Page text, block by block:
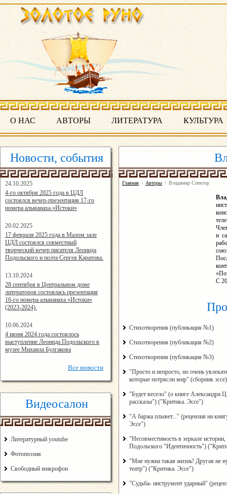
О НАС АВТОРЫ ЛИТЕРАТУРА КУЛЬТУРА
Новости, события
24.10.2025
16:19:07
4-го октября 2025 года в ЦДЛ
состоялся вечер-презентация 17-го
номера альманаха «Истоки»
20.02.2025
14:24:00
17 февраля 2025 года в Малом зале
ЦДЛ состоялся совместный
творческий вечер писателя Леонида
Подольского и поэта Сергея Каратова.
13.10.2024
14:08:11
28 сентября в Центральном доме
литераторов состоялась презентация
16-го номера альманаха «Истоки»
(2023-2024).
10.06.2024
15:02:44
4 июня 2024 года состоялось
выступление Леонида Подольского в
музее Михаила Булгакова
Все новости
Видеосалон
Литературный youtube
Фотопоэзия
Свободный микрофон
Главная / Авторы / Владимир Спектор
и
С
Стихотворения (публикация №1)
Стихотворения (публикация №2)
Стихотворения (публикация №3)
"Просто и непросто, но очень
которые потрясли мир" (сборник
"Будет весело" (о книге Александра
рассказы") ("Критика. Эссе")
"А баржа плывет..." (рецензия на
Эссе")
"Несовместимость в зеркале
Подольского "Идентичность")
"Мне нужна такая жизнь! Другая не
театр") ("Критика. Эссе")
"Судьба- инструмент ударный"